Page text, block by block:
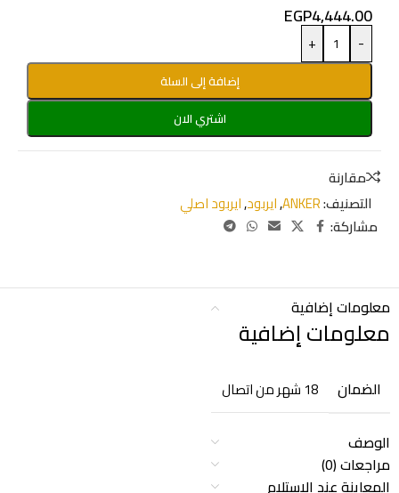
EGP4,444.00
-
+
إضافة إلى السلة
اشتري الان
مقارنة
التصنيف:ANKER
,ايربود,ايربود اصلي
مشاركة:
معلومات إضافية
معلومات إضافية
الضمان 18 شهر من اتصال
الوصف
مراجعات (0)
المعاينة عند الاستلام